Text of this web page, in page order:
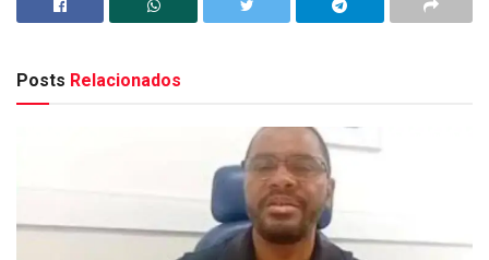
Posts Relacionados